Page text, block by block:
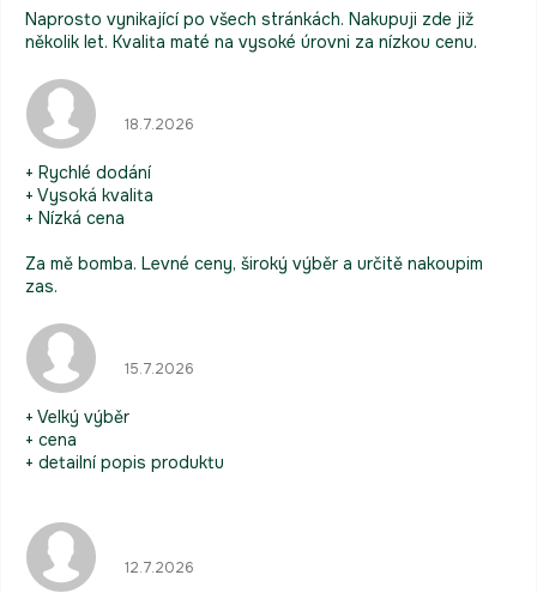
Naprosto vynikající po všech stránkách. Nakupuji zde již
několik let. Kvalita maté na vysoké úrovni za nízkou cenu.
18.7.2026
+ Rychlé dodání
+ Vysoká kvalita
+ Nízká cena
Za mě bomba. Levné ceny, široký výběr a určitě nakoupim
zas.
15.7.2026
+ Velký výběr
+ cena
+ detailní popis produktu
12.7.2026